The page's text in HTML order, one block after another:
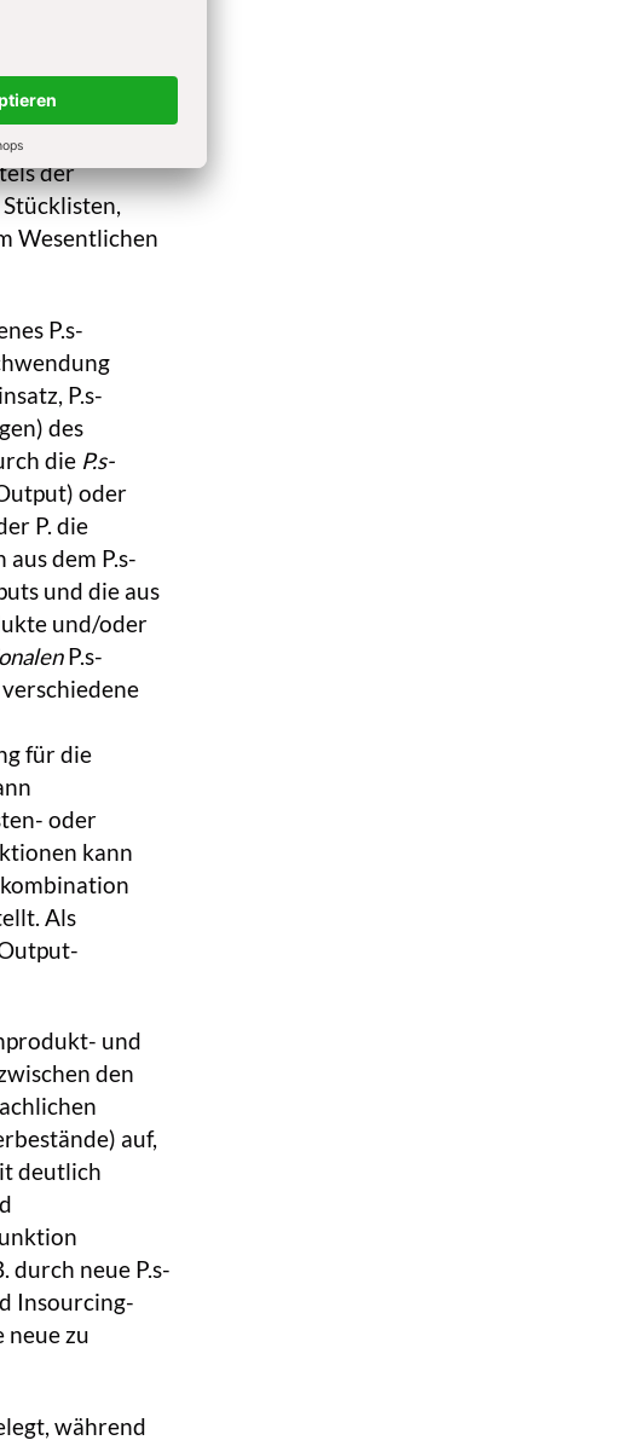
P.en
der
Wesentlichen
P.s-
P.s-
des
die P.s-
oder
P. die
dem P.s-
und die aus
und/oder
P.s-
für die
oder
kann
Als
und
den
auf,
deutlich
durch neue P.s-
Insourcing-
neue zu
während